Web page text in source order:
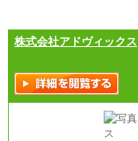
株式会社アドヴィックス